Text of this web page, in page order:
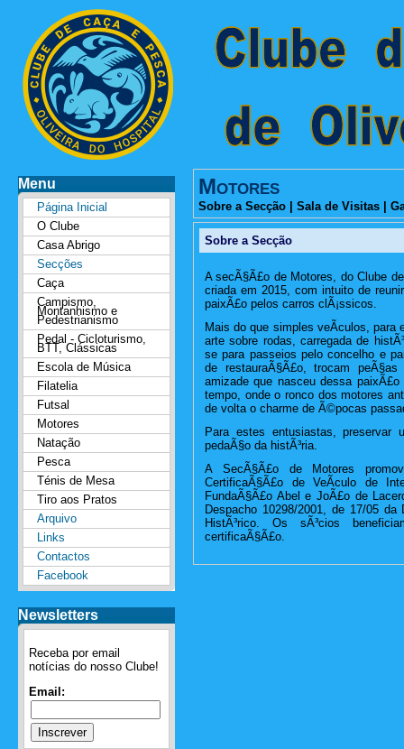
Menu
Página Inicial
O Clube
Casa Abrigo
Secções
Caça
Campismo,
Montanhismo e
Pedestrianismo
Pedal - Cicloturismo,
BTT, Clássicas
Escola de Música
Filatelia
Futsal
Motores
Natação
Pesca
Ténis de Mesa
Tiro aos Pratos
Arquivo
Links
Contactos
Facebook
Newsletters
Receba por email
notícias do nosso Clube!
Email:
Motores
Sobre a Secção Sala de Visitas
Sobre a Secção
A secÃ§Ã£o de Motores, do Clube
criada em 2015, com intuito de
paixÃ£o pelos carros clÃ¡ssicos.
Mais do que simples veÃ­culos, para
arte sobre rodas, carregada de
se para passeios pelo concelho e
de restauraÃ§Ã£o, trocam
amizade que nasceu dessa
tempo, onde o ronco dos motores
de volta o charme de Ã©pocas
Para estes entusiastas,
pedaÃ§o da histÃ³ria.
A SecÃ§Ã£o de Motores
CertificaÃ§Ã£o de VeÃ­culo de
FundaÃ§Ã£o Abel e JoÃ£o de
Despacho 10298/2001, de 17/05
HistÃ³rico. Os sÃ³cios
certificaÃ§Ã£o.